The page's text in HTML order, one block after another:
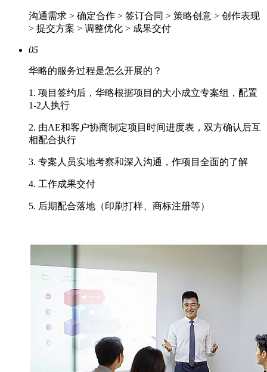
沟通需求 > 确定合作 > 签订合同 > 策略创意 > 创作表现
> 提交方案 > 调整优化 > 成果交付
05
华略的服务过程是怎么开展的？
1. 项目签约后，华略根据项目的大小成立专案组，配置
1-2人执行
2. 由AE和客户协商制定项目时间进度表，双方确认后互
相配合执行
3. 专案人员实地考察和深入沟通，作项目全面的了解
4. 工作成果交付
5. 后期配合落地（印刷打样、商标注册等）